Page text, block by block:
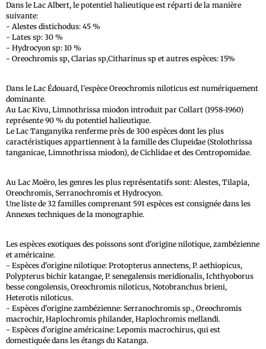
Dans le Lac Albert, le potentiel halieutique est réparti de la manière
suivante:
- Alestes distichodus: 45 %
- Lates sp: 30 %
- Hydrocyon sp: 10 %
- Oreochromis sp, Clarias sp,Citharinus sp et autres espèces: 15%
Dans le Lac Édouard, l'espèce Oreochromis niloticus est numériquement
dominante.
Au Lac Kivu, Limnothrissa miodon introduit par Collart (1958-1960)
représente 90 % du potentiel halieutique.
Le Lac Tanganyika renferme près de 300 espèces dont les plus
caractéristiques appartiennent à la famille des Clupeidae (Stolothrissa
tanganicae, Limnothrissa miodon), de Cichlidae et des Centropomidae.
Au Lac Moëro, les genres les plus représentatifs sont: Alestes, Tilapia,
Oreochromis, Serranochromis et Hydrocyon.
Une liste de 32 familles comprenant 591 espèces est consignée dans les
Annexes techniques de la monographie.
Les espèces exotiques des poissons sont d'origine nilotique, zambézienne
et américaine.
- Espèces d'origine nilotique: Protopterus annectens, P. aethiopicus,
Polypterus bichir katangae, P. senegalensis meridionalis, Ichthyoborus
besse congolensis, Oreochromis niloticus, Notobranchus brieni,
Heterotis niloticus.
- Espèces d'origine zambézienne: Serranochromis sp., Oreochromis
macrochir, Haplochromis philander, Haplochromis mellandi.
- Espèces d'origine américaine: Lepomis macrochirus, qui est
domestiquée dans les étangs du Katanga.